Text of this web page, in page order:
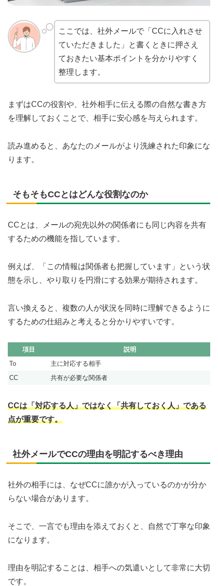
ここでは、社外メールで「CCに入れさせ
ていただきました」と書くときに押さえ
ておきたい基本ポイントを分かりやすく
整理します。
まずはCCの役割や、社外相手に伝える際の自然な書き方
を理解しておくことで、相手に安心感を与えられます。
読み進めると、あなたのメールがより洗練された印象にな
ります。
そもそもCCとはどんな役割なのか
CCとは、メールの宛先以外の関係者にも同じ内容を共有
するための機能を指しています。
例えば、「この情報は関係者も把握しています」という状
態を示し、やり取りを円滑にする効果が期待されます。
言い換えると、複数の人が状況を同時に理解できるように
するための仕組みと考えると分かりやすいです。
項目
説明
To
主に対応する相手
CC
共有が必要な関係者
CCは「対応する人」ではなく「共有しておく人」である
点が重要です。
社外メールでCCの理由を明記するべき理由
社外の相手には、なぜCCに誰かが入っているのかが分か
らない場合があります。
そこで、一言でも理由を添えておくと、自然で丁寧な印象
になります。
理由を明記することは、相手への気遣いとして非常に大切
です。